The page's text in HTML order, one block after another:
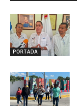
PORTADA